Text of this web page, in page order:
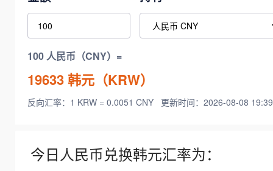
100 人民币（CNY）=
19633韩元（KRW）
反向汇率：1 KRW = 0.0051 CNY 更新时间：2026-08-08
今日人民币兑换韩元汇率为：